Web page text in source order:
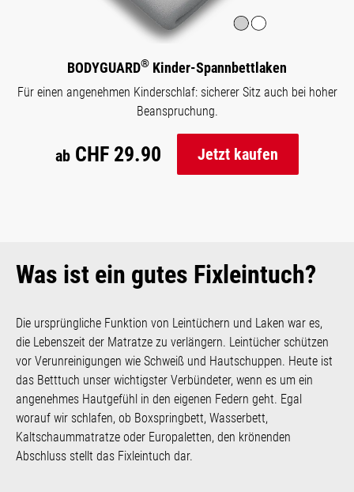
BODYGUARD® Kinder-Spannbettlaken
Für einen angenehmen Kinderschlaf: sicherer Sitz auch bei hoher
Beanspruchung.
ab CHF 29.90 Jetzt kaufen
Was ist ein gutes Fixleintuch?
Die ursprüngliche Funktion von Leintüchern und Laken war es,
die Lebenszeit der Matratze zu verlängern. Leintücher schützen
vor Verunreinigungen wie Schweiß und Hautschuppen. Heute ist
das Betttuch unser wichtigster Verbündeter, wenn es um ein
angenehmes Hautgefühl in den eigenen Federn geht. Egal
worauf wir schlafen, ob Boxspringbett, Wasserbett,
Kaltschaummatratze oder Europaletten, den krönenden
Abschluss stellt das Fixleintuch dar.